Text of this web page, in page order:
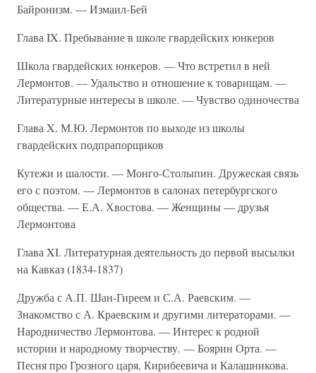
Байронизм. — Измаил-Бей
Глава IX. Пребывание в школе гвардейских юнкеров
Школа гвардейских юнкеров. — Что встретил в ней
Лермонтов. — Удальство и отношение к товарищам. —
Литературные интересы в школе. — Чувство одиночества
Глава X. М.Ю. Лермонтов по выходе из школы
гвардейских подпрапорщиков
Кутежи и шалости. — Монго-Столыпин. Дружеская связь
его с поэтом. — Лермонтов в салонах петербургского
общества. — Е.А. Хвостова. — Женщины — друзья
Лермонтова
Глава XI. Литературная деятельность до первой высылки
на Кавказ (1834-1837)
Дружба с А.П. Шан-Гиреем и С.А. Раевским. —
Знакомство с А. Краевским и другими литераторами. —
Народничество Лермонтова. — Интерес к родной
истории и народному творчеству. — Боярин Орта. —
Песня про Грозного царя, Кирибеевича и Калашникова.